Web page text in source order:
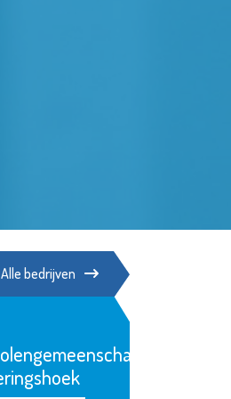
Alle bedrijven
De Witte
Garantiemakelaars